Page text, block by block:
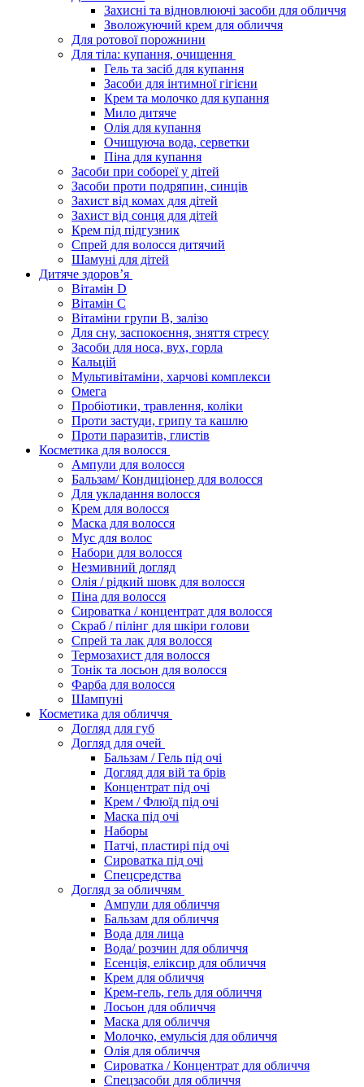
Захисні та відновлюючі засоби для обличчя
Зволожуючий крем для обличчя
Для ротової порожнини
Для тіла: купання, очищення
Гель та засіб для купання
Засоби для інтимної гігієни
Крем та молочко для купання
Мило дитяче
Олія для купання
Очищуюча вода, серветки
Піна для купання
Засоби при собореї у дітей
Засоби проти подряпин, синців
Захист від комах для дітей
Захист від сонця для дітей
Крем під підгузник
Спрей для волосся дитячий
Шамуні для дітей
Дитяче здоров’я
Вітамін D
Вітамін С
Вітаміни групи В, залізо
Для сну, заспокоєння, зняття стресу
Засоби для носа, вух, горла
Кальцій
Мультивітаміни, харчові комплекси
Омега
Пробіотики, травлення, коліки
Проти застуди, грипу та кашлю
Проти паразитів, глистів
Косметика для волосся
Ампули для волосся
Бальзам/ Кондиціонер для волосся
Для укладання волосся
Крем для волосся
Маска для волосся
Мус для волос
Набори для волосся
Незмивний догляд
Олія / рідкий шовк для волосся
Піна для волосся
Сироватка / концентрат для волосся
Скраб / пілінг для шкіри голови
Спрей та лак для волосся
Термозахист для волосся
Тонік та лосьон для волосся
Фарба для волосся
Шампуні
Косметика для обличчя
Догляд для губ
Догляд для очей
Бальзам / Гель під очі
Догляд для вій та брів
Концентрат під очі
Крем / Флюїд під очі
Маска під очі
Наборы
Патчі, пластирі під очі
Сироватка під очі
Спецсредства
Догляд за обличчям
Ампули для обличчя
Бальзам для обличчя
Вода для лица
Вода/ розчин для обличчя
Есенція, еліксир для обличчя
Крем для обличчя
Крем-гель, гель для обличчя
Лосьон для обличчя
Маска для обличчя
Молочко, емульсія для обличчя
Олія для обличчя
Сироватка / Концентрат для обличчя
Спецзасоби для обличчя